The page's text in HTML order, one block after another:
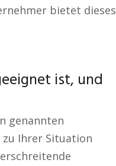
bietet dieses
ist, und
genannten
Ihrer Situation